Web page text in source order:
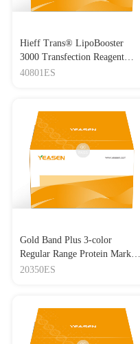
Hieff Trans® LipoBooster
3000 Transfection Reagent
Lipo3000转染试剂
40801ES
Gold Band Plus 3-color
Regular Range Protein Marker
(8-180 kDa) 三色预染蛋白质
20350ES